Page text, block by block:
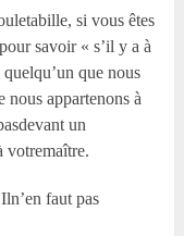
si vous êtes
savoir « s’il y a à
que nous
nous appartenons à
un
votremaître.
faut pas